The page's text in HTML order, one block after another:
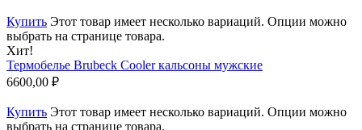
Купить Этот товар имеет несколько вариаций. Опции можно
выбрать на странице товара.
Хит!
Термобелье Brubeck Cooler кальсоны мужские
6600,00 ₽
Купить Этот товар имеет несколько вариаций. Опции можно
выбрать на странице товара.